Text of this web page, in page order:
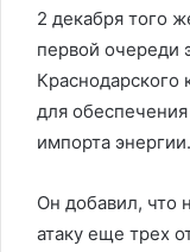
2 декабря того
первой очереди
Краснодарского
для
импорта энергии.
Он добавил, что
атаку еще трех